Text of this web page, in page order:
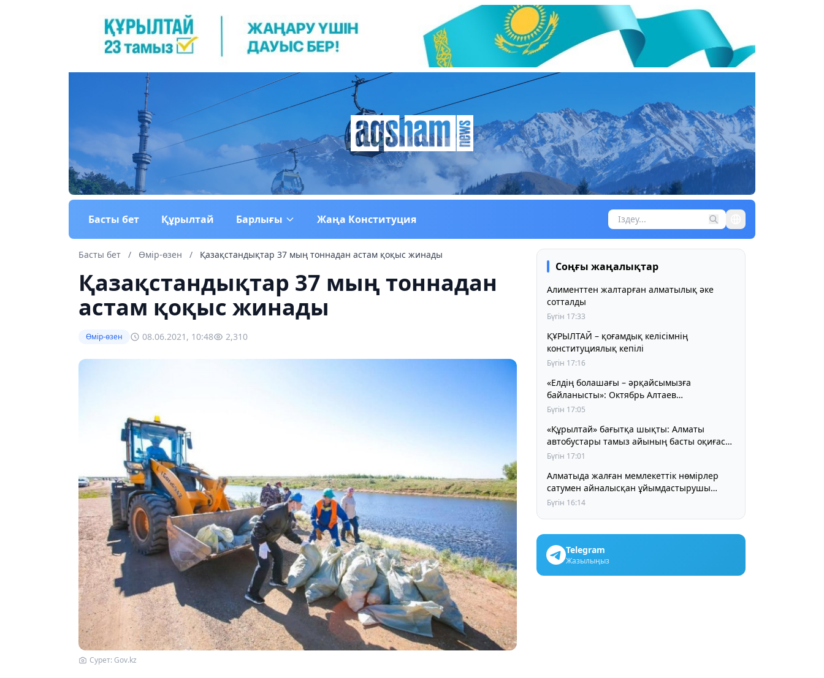
Басты бет Құрылтай Барлығы Жаңа Конституция
Басты бет / Өмір-өзен / Қазақстандықтар 37 мың тоннадан астам қоқыс жинады
Қазақстандықтар 37 мың тоннадан
астам қоқыс жинады
Өмір-өзен 08.06.2021, 10:48 2,310
Сурет: Gov.kz
Соңғы жаңалықтар
Алименттен жалтарған алматылық әке
сотталды
Бүгін 17:33
ҚҰРЫЛТАЙ – қоғамдық келісімнің
конституциялық кепілі
Бүгін 17:16
«Елдің болашағы – әрқайсымызға
байланысты»: Октябрь Алтаев
қазақстандықтарға маңызды үндеу жасады
Бүгін 17:05
«Құрылтай» бағытқа шықты: Алматы
автобустары тамыз айының басты оқиғасы
туралы айта бастады
Бүгін 17:01
Алматыда жалған мемлекеттік нөмірлер
сатумен айналысқан ұйымдастырушы
ұсталды
Бүгін 16:14
Telegram
Жазылыңыз